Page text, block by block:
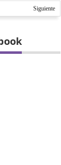
Siguiente